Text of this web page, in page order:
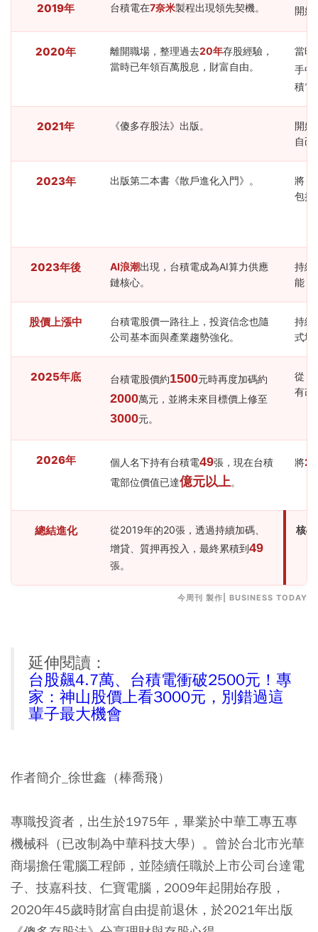
2019年 台積電在7奈米製程出現領先契機。 開始
2020年 離開職場，整理過去20年存股經驗，
當時已年領百萬股息，財富自由。
當時
手中
積電
2021年 《傻多存股法》出版。
開始
自己
2023年 出版第二本書《散戶進化入門》。
將「
包括
2023年後 AI浪潮出現，台積電成為AI算力供應
鏈核心。
持續
能，
股價上漲中
台積電股價一路往上，投資信念也隨
公司基本面與產業趨勢強化。
持續
式增
2025年底 台積電股價約1500元時再度加碼約
2000萬元，並將未來目標價上修至
3000元。
從「
有改
2026年 個人名下持有台積電49張，現在台積
電部位價值已達億元以上。
將
總結進化
從2019年的20張，透過持續加碼、
增貸、質押再投入，最終累積到49
張。
核
今周刊 製作| BUSINESS TODAY
延伸閱讀：
台股飆4.7萬、台積電衝破2500元！專
家：神山股價上看3000元，別錯過這
輩子最大機會
作者簡介_徐世鑫（棒喬飛）
專職投資者，出生於1975年，畢業於中華工專五專
機械科（已改制為中華科技大學）。曾於台北市光華
商場擔任電腦工程師，並陸續任職於上市公司台達電
子、技嘉科技、仁寶電腦，2009年起開始存股，
2020年45歲時財富自由提前退休，於2021年出版